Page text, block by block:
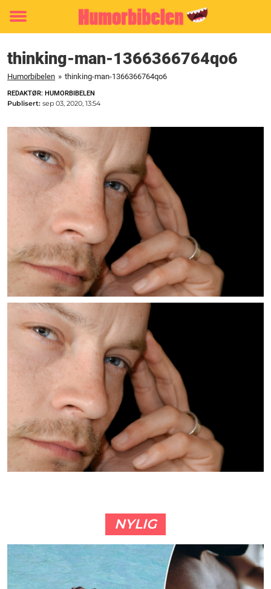
Toggle
thinking-man-1366366764qo6
Humorbibelen » thinking-man-1366366764qo6
REDAKTØR: HUMORBIBELEN
Publisert: sep 03, 2020, 13:54
NYLIG